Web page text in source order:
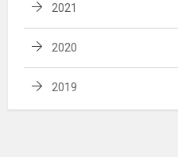
2021
2020
2019